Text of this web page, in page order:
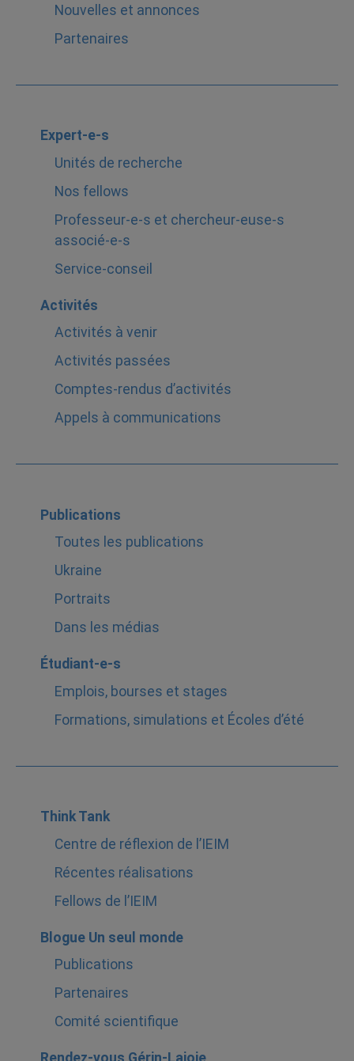
Nouvelles et annonces
Partenaires
Expert-e-s
Unités de recherche
Nos fellows
Professeur-e-s et chercheur-euse-s
associé-e-s
Service-conseil
Activités
Activités à venir
Activités passées
Comptes-rendus d’activités
Appels à communications
Publications
Toutes les publications
Ukraine
Portraits
Dans les médias
Étudiant-e-s
Emplois, bourses et stages
Formations, simulations et Écoles d’été
Think Tank
Centre de réflexion de l’IEIM
Récentes réalisations
Fellows de l’IEIM
Blogue Un seul monde
Publications
Partenaires
Comité scientifique
Rendez-vous Gérin-Lajoie